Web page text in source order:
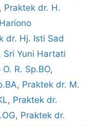
, Praktek dr. H.
dr. Hj. Isti Sad
Sri Yuni Hartati
R. Sp.BO,
, Praktek dr. M.
, Praktek dr.
, Praktek dr.